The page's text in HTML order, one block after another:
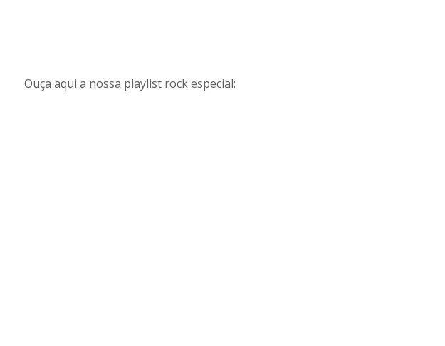
Ouça aqui a nossa playlist rock especial: